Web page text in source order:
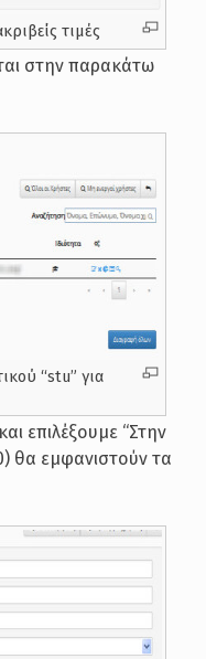
τιμές
στην παρακάτω
“stu” για
επιλέξουμε “Στην
θα εμφανιστούν τα